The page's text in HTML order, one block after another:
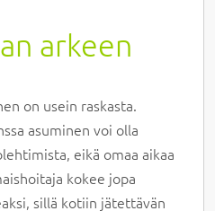
arkeen
on usein raskasta.
asuminen voi olla
eikä omaa aikaa
kokee jopa
sillä kotiin jätettävän